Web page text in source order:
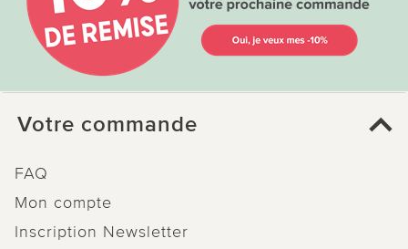
Votre commande
FAQ
Mon compte
Inscription Newsletter